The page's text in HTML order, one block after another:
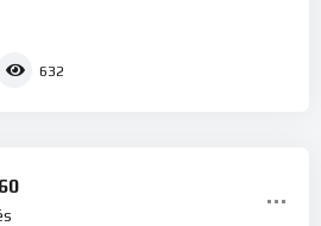
632